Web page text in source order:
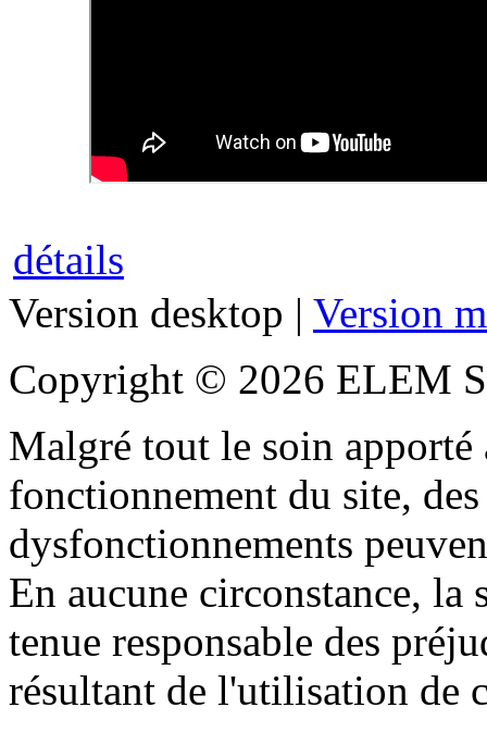
détails
Version desktop | Version
Copyright © 2026 ELEM
Malgré tout le soin apporté
fonctionnement du site,
dysfonctionnements
En aucune circonstance, la
tenue responsable des
résultant de l'utilisation de